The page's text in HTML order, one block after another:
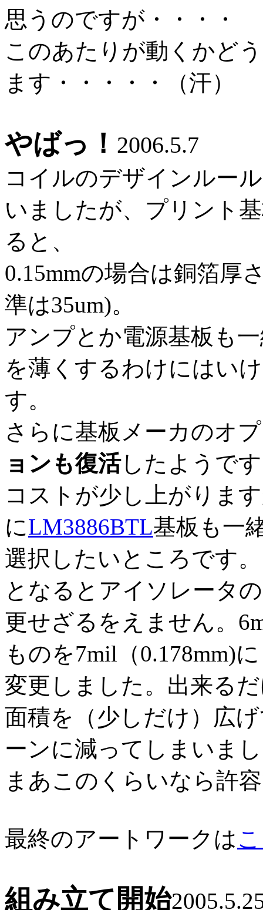
思うのですが・・・・
このあたりが動くかど
ます・・・・・（汗）
やばっ！ 2006.5.7
コイルのデザインルー
いましたが、プリント
ると、
0.15mmの場合は銅箔厚
準は35um)。
アンプとか電源基板も
を薄くするわけにはい
す。
さらに基板メーカのオ
ョンも復活したようで
コストが少し上がりま
にLM3886BTL基板も一
選択したいところです。
となるとアイソレータ
更せざるをえません。
ものを7mil（0.178mm)に
変更しました。出来る
面積を（少しだけ）広
ーンに減ってしまいま
まあこのくらいなら許
最終のアートワークは
組み立て開始